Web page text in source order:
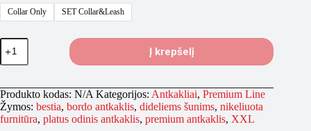
Collar Only SET Collar&Leash
produkto
kiekis:
BESTIA
–
bordo
odinis
antkaklis
Į krepšelį
Produkto kodas: N/A Kategorijos: Antkakliai, Premium Line
Žymos: bestia, bordo antkaklis, dideliems šunims, nikeliuota
furnitūra, platus odinis antkaklis, premium antkaklis, XXL